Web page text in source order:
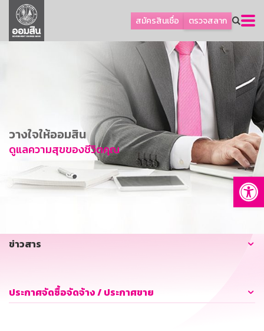
สมัครสินเชื่อ ตรวจสลาก
ลูกค้าธุรกิจ
ลูกค้าผู้ประกอบรายย่อย
การพัฒนาที่ยั่งยืน
ข่าวสาร
บริการทางการเงิน
อื่นๆ
วางใจให้ออมสิน
ดูแลความสุขของชีวิตคุณ
ข่าวสาร
ประกาศจัดซื้อจัดจ้าง / ประกาศขาย